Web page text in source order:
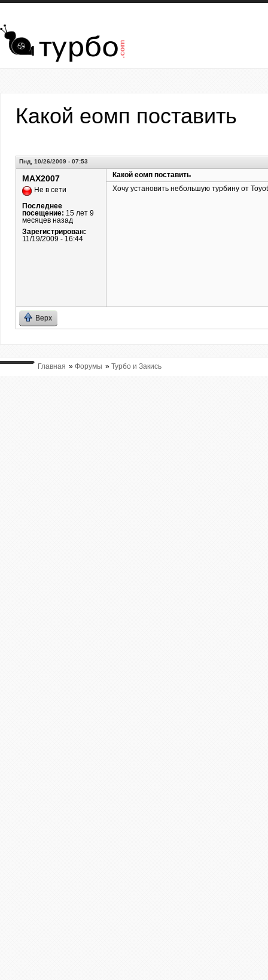
Перейти к основному содержанию
Какой еомп поставить
Пнд, 10/26/2009 - 07:53
MAX2007
Не в сети
Последнее
посещение: 15 лет 9
месяцев назад
Зарегистрирован:
11/19/2009 - 16:44
Какой еомп поставить
Хочу установить небольшую турбину от
Верх
Главная » Форумы » Турбо и Закись